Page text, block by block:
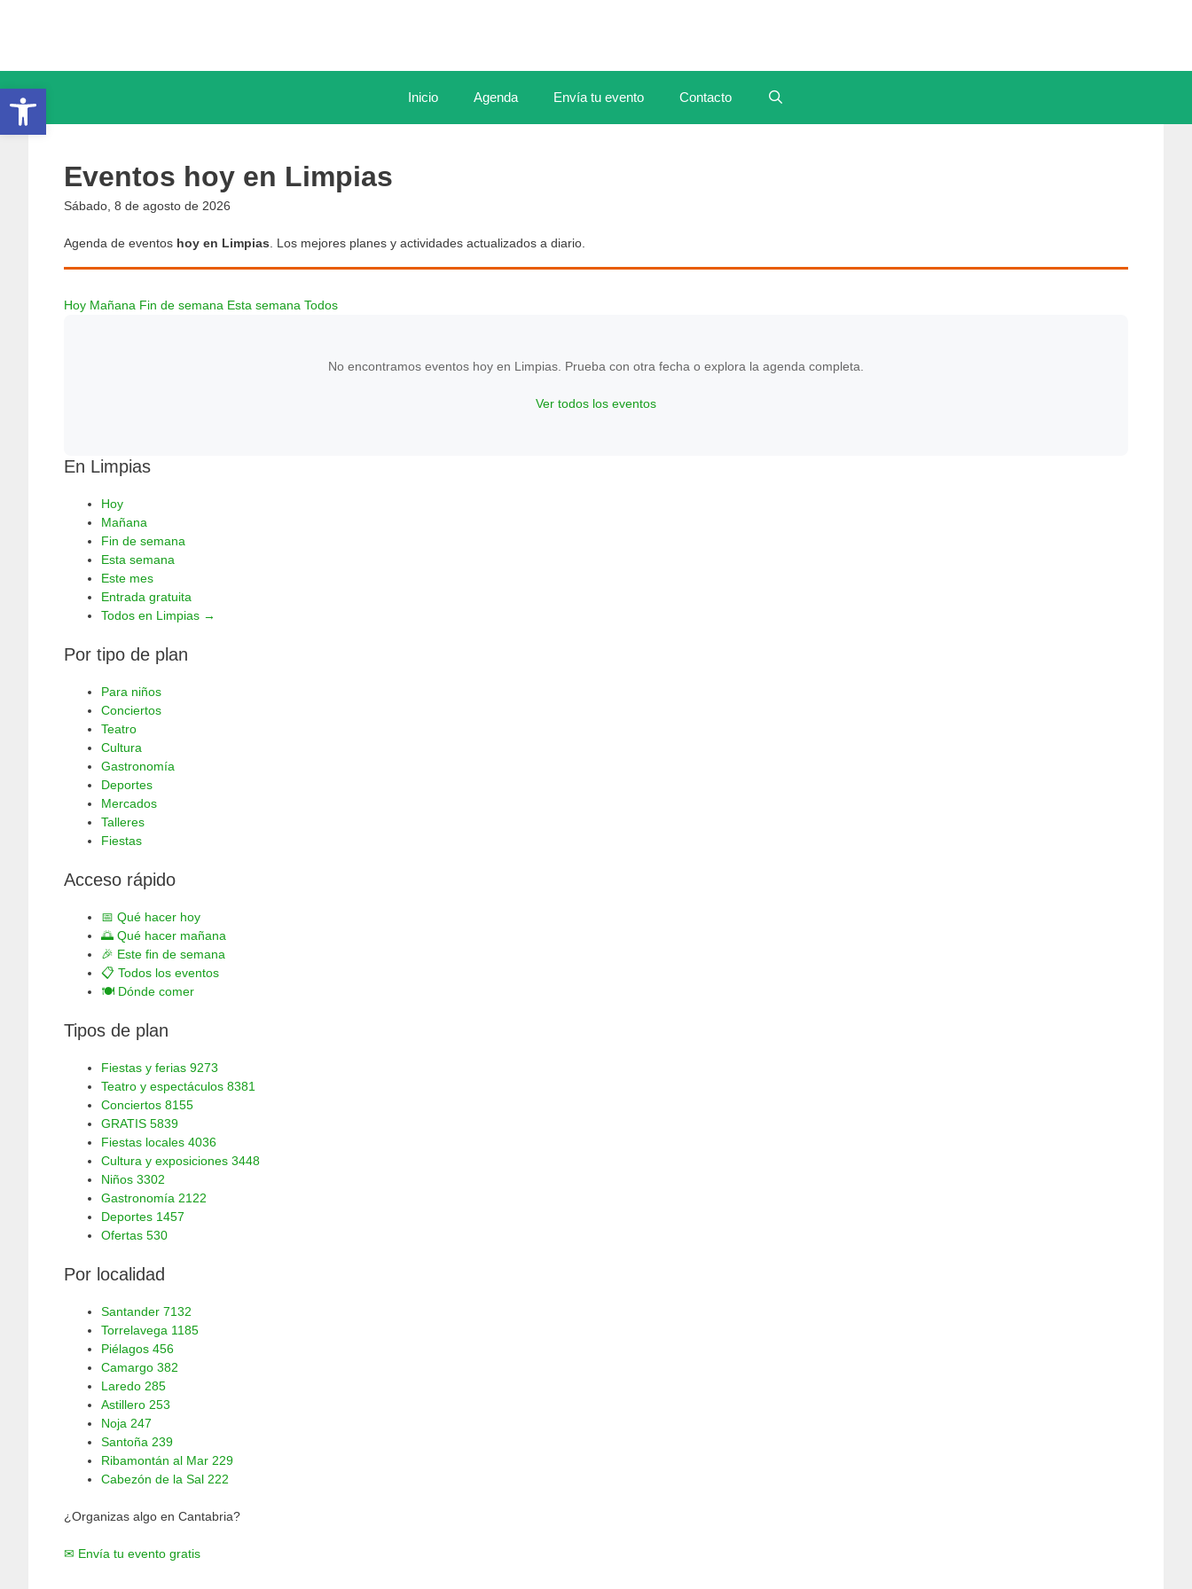
Abrir barra de herramientas Inicio Agenda Envía tu evento Contacto
Eventos hoy en Limpias
Sábado, 8 de agosto de 2026
Agenda de eventos hoy en Limpias . Los mejores planes y actividades actualizados a diario.
Hoy Mañana Fin de semana Esta semana Todos
No encontramos eventos hoy en Limpias. Prueba con otra fecha o explora la agenda completa.
Ver todos los eventos
En Limpias
Hoy
Mañana
Fin de semana
Esta semana
Este mes
Entrada gratuita
Todos en Limpias →
Por tipo de plan
Para niños
Conciertos
Teatro
Cultura
Gastronomía
Deportes
Mercados
Talleres
Fiestas
Acceso rápido
📅 Qué hacer hoy
🌅 Qué hacer mañana
🎉 Este fin de semana
📋 Todos los eventos
🍽️ Dónde comer
Tipos de plan
Fiestas y ferias 9273
Teatro y espectáculos 8381
Conciertos 8155
GRATIS 5839
Fiestas locales 4036
Cultura y exposiciones 3448
Niños 3302
Gastronomía 2122
Deportes 1457
Ofertas 530
Por localidad
Santander 7132
Torrelavega 1185
Piélagos 456
Camargo 382
Laredo 285
Astillero 253
Noja 247
Santoña 239
Ribamontán al Mar 229
Cabezón de la Sal 222
¿Organizas algo en Cantabria?
✉ Envía tu evento gratis